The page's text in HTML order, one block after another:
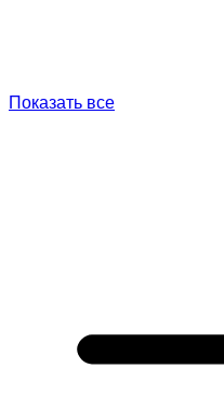
Показать все